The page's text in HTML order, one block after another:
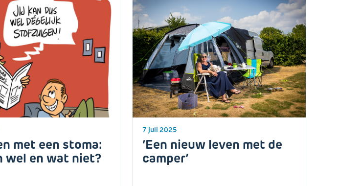
met een stoma:
wel en wat niet?
7 juli 2025
‘Een nieuw leven met de
camper’